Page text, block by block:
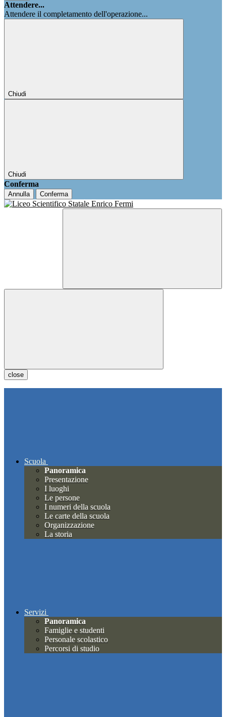
Attendere...
Attendere il completamento dell'operazione...
Chiudi
Chiudi
Conferma
Annulla Conferma
close
Scuola
Panoramica
Presentazione
I luoghi
Le persone
I numeri della scuola
Le carte della scuola
Organizzazione
La storia
Servizi
Panoramica
Famiglie e studenti
Personale scolastico
Percorsi di studio